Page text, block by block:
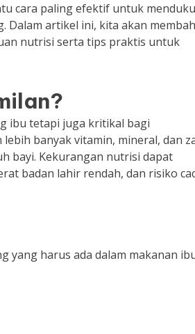
cara paling efektif untuk
Dalam artikel ini, kita akan
nutrisi serta tips praktis untuk
ibu tetapi juga kritikal bagi
banyak vitamin, mineral, dan
bayi. Kekurangan nutrisi dapat
badan lahir rendah, dan risiko
yang harus ada dalam makanan